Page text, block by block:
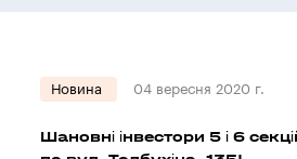
Новина 04 вересня 2020 г.
Шановні інвестори 5 і 6